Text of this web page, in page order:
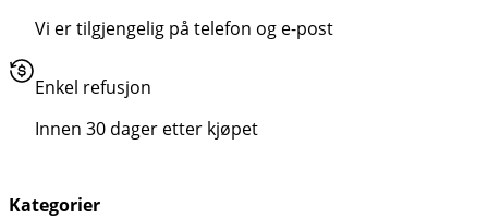
Vi er tilgjengelig på telefon og e-post
Enkel refusjon
Innen 30 dager etter kjøpet
Kategorier